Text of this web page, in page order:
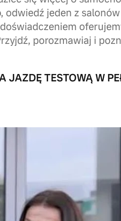
odwiedź jeden z
porozmawiaj i
JAZDĘ TESTOWĄ W